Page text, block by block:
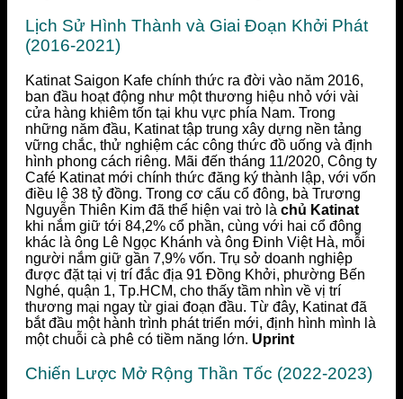
Lịch Sử Hình Thành và Giai Đoạn Khởi Phát
(2016-2021)
Katinat Saigon Kafe chính thức ra đời vào năm 2016,
ban đầu hoạt động như một thương hiệu nhỏ với vài
cửa hàng khiêm tốn tại khu vực phía Nam. Trong
những năm đầu, Katinat tập trung xây dựng nền tảng
vững chắc, thử nghiệm các công thức đồ uống và định
hình phong cách riêng. Mãi đến tháng 11/2020, Công ty
Café Katinat mới chính thức đăng ký thành lập, với vốn
điều lệ 38 tỷ đồng. Trong cơ cấu cổ đông, bà Trương
Nguyễn Thiên Kim đã thể hiện vai trò là chủ Katinat
khi nắm giữ tới 84,2% cổ phần, cùng với hai cổ đông
khác là ông Lê Ngọc Khánh và ông Đinh Việt Hà, mỗi
người nắm giữ gần 7,9% vốn. Trụ sở doanh nghiệp
được đặt tại vị trí đắc địa 91 Đồng Khởi, phường Bến
Nghé, quận 1, Tp.HCM, cho thấy tầm nhìn về vị trí
thương mại ngay từ giai đoạn đầu. Từ đây, Katinat đã
bắt đầu một hành trình phát triển mới, định hình mình là
một chuỗi cà phê có tiềm năng lớn. Uprint
Chiến Lược Mở Rộng Thần Tốc (2022-2023)